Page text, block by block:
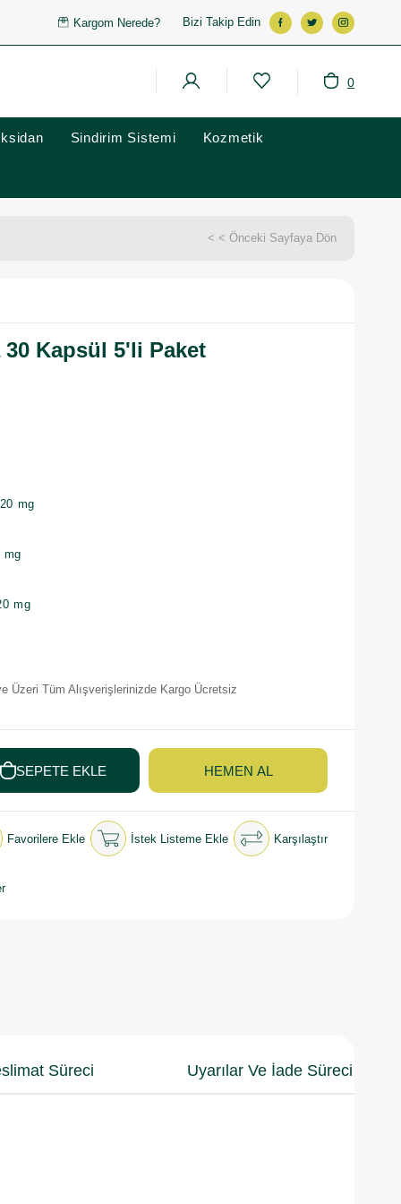
Kargom Nerede? Bizi Takip Edin
0
Sindirim Sistemi Kozmetik
< < Önceki Sayfaya Dön
30 Kapsül 5'li Paket
mg
mg
mg
Üzeri Tüm Alışverişlerinizde Kargo Ücretsiz
Favorilere Ekle İstek Listeme Ekle Karşılaştır
Süreci Uyarılar Ve İade Süreci